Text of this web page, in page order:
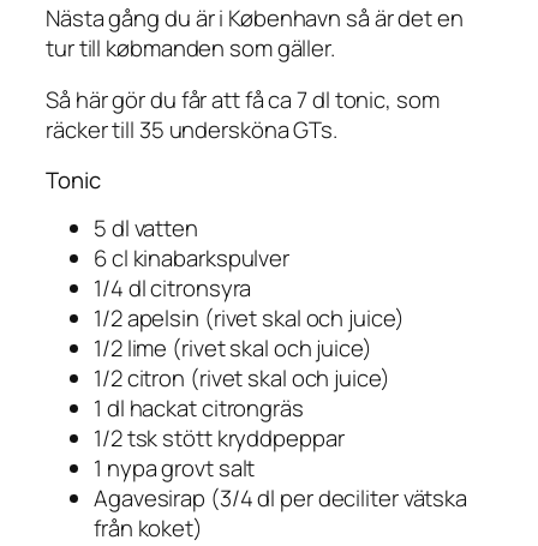
Nästa gång du är i København så är det en
tur till købmanden som gäller.
Så här gör du får att få ca 7 dl tonic, som
räcker till 35 undersköna GTs.
Tonic
5 dl vatten
6 cl kinabarkspulver
1/4 dl citronsyra
1/2 apelsin (rivet skal och juice)
1/2 lime (rivet skal och juice)
1/2 citron (rivet skal och juice)
1 dl hackat citrongräs
1/2 tsk stött kryddpeppar
1 nypa grovt salt
Agavesirap (3/4 dl per deciliter vätska
från koket)